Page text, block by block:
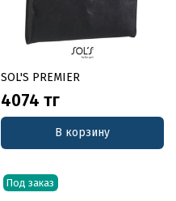
SOL'S PREMIER
4074 тг
В корзину
Под заказ